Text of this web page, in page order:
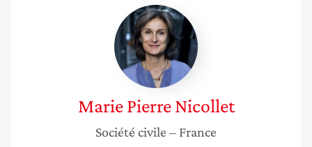
Marie
Pierre
Nicollet
Marie Pierre Nicollet
Société civile – France